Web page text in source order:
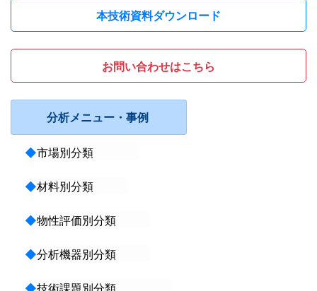
本技術資料ダウンロード
お問い合わせはこちら
分析メニュー・事例
◆市場別分類
◆材料別分類
◆物性評価別分類
◆分析機器別分類
◆技術課題別分類